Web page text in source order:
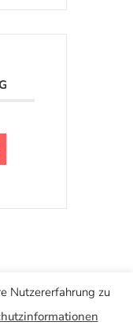
Nutzererfahrung zu